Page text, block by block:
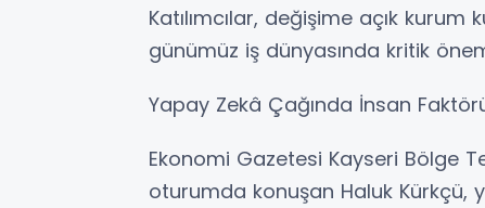
Katılımcılar, değişime açık
günümüz iş dünyasında kritik
Yapay Zekâ Çağında İnsan
Ekonomi Gazetesi Kayseri Bölge
oturumda konuşan Haluk Kürkçü,